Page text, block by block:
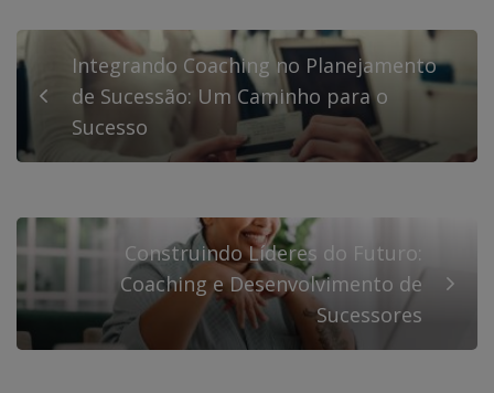
Integrando Coaching no Planejamento
de Sucessão: Um Caminho para o
Sucesso
Construindo Líderes do Futuro:
Coaching e Desenvolvimento de
Sucessores